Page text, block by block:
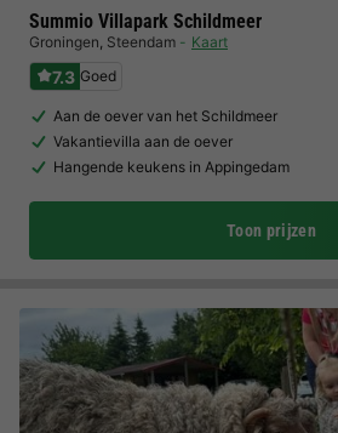
Summio Villapark Schildmeer
Groningen, Steendam Kaart
7.3 Goed
Aan de oever van het Schildmeer
Vakantievilla aan de oever
Hangende keukens in Appingedam
Toon prijzen